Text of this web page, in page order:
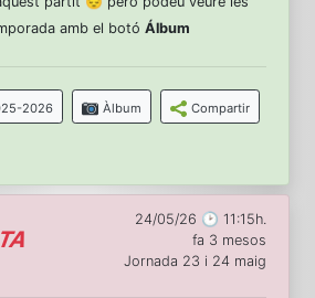
amb el botó Álbum
2026 Àlbum Compartir
24/05/26 🕑 11:15h.
fa 3 mesos
Jornada 23 i 24 maig